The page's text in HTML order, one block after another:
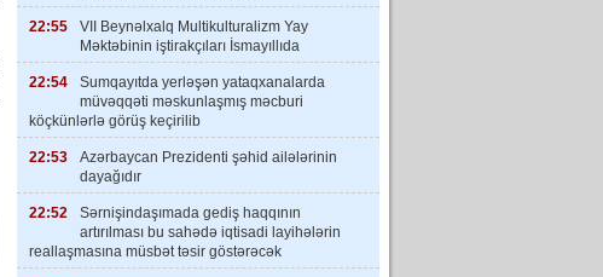
22:55
VII Beynəlxalq Multikulturalizm Yay
Məktəbinin iştirakçıları İsmayıllıda
22:54
Sumqayıtda yerləşən yataqxanalarda
müvəqqəti məskunlaşmış məcburi
köçkünlərlə görüş keçirilib
22:53
Azərbaycan Prezidenti şəhid ailələrinin
dayağıdır
22:52
Sərnişindaşımada gediş haqqının
artırılması bu sahədə iqtisadi layihələrin
reallaşmasına müsbət təsir göstərəcək